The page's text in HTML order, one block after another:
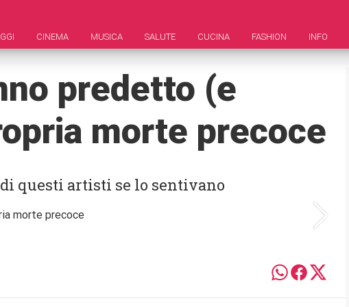
CINEMA MUSICA SALUTE CUCINA FASHION INFO
predetto (e
morte precoce
questi artisti se lo sentivano